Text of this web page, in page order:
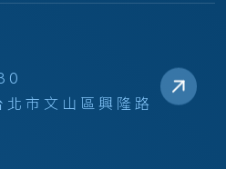
北市文山區興隆路